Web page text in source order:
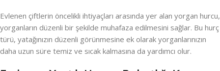
Evlenen çiftlerin öncelikli ihtiyaçları arasında yer alan yorgan hurcu,
yorganların düzenli bir şekilde muhafaza edilmesini sağlar. Bu hurç
türü, yatağınızın düzenli görünmesine ek olarak yorganlarınızın
daha uzun süre temiz ve sıcak kalmasına da yardımcı olur.